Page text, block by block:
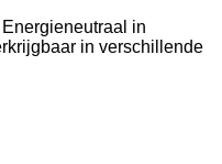
in
in verschillende